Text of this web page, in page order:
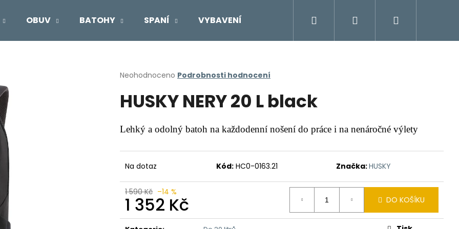
OBUV BATOHY SPANÍ VYBAVENÍ Moje objednávka
Přihlášení
Průměrné
produktu
je
z
5
Neohodnoceno Podrobnosti hodnocení
HUSKY NERY 20 L black
Lehký a odolný batoh na každodenní nošení do práce i na nenáročné výlety
Na dotaz Kód: HC0-0163.21 Značka:HUSKY
1 590 Kč –14 %
1 352 Kč
Měrná
cena:
DO KOŠÍKU
HLEDAT